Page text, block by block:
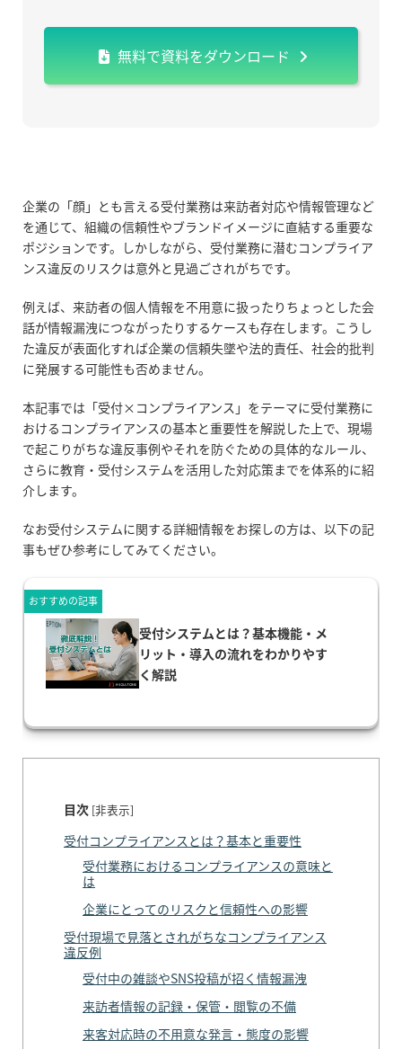
無料で資料をダウンロード
企業の「顔」とも言える受付業務は来訪者対応や情報管理など
を通じて、組織の信頼性やブランドイメージに直結する重要な
ポジションです。しかしながら、受付業務に潜むコンプライア
ンス違反のリスクは意外と見過ごされがちです。
例えば、来訪者の個人情報を不用意に扱ったりちょっとした会
話が情報漏洩につながったりするケースも存在します。こうし
た違反が表面化すれば企業の信頼失墜や法的責任、社会的批判
に発展する可能性も否めません。
本記事では「受付× コンプライアンス」をテーマに受付業務に
おけるコンプライアンスの基本と重要性を解説した上で、現場
で起こりがちな違反事例やそれを防ぐための具体的なルール、
さらに教育・受付システムを活用した対応策までを体系的に紹
介します。
なお受付システムに関する詳細情報をお探しの方は、以下の記
事もぜひ参考にしてみてください。
受付システムとは？基本機能・メ
リット・導入の流れをわかりやす
く解説
おすすめの記事
目次 [非表示]
受付コンプライアンスとは？基本と重要性
受付業務におけるコンプライアンスの意味と
は
企業にとってのリスクと信頼性への影響
受付現場で見落とされがちなコンプライアンス
違反例
受付中の雑談やSNS投稿が招く情報漏洩
来訪者情報の記録・保管・閲覧の不備
来客対応時の不用意な発言・態度の影響